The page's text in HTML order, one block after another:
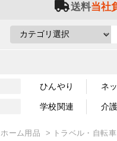
送料当社
ひんやり ネ
学校関連 介
ホーム用品 トラベル・自転